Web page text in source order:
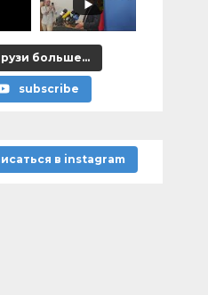
больше...
subscribe
в instagram